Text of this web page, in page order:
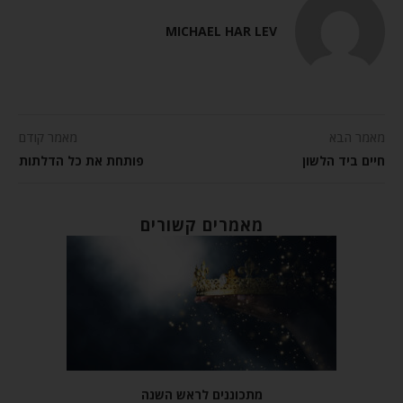
MICHAEL HAR LEV
מאמר הבא
חיים ביד הלשון
מאמר קודם
פותחת את כל הדלתות
מאמרים קשורים
מתכוננים לראש השנה